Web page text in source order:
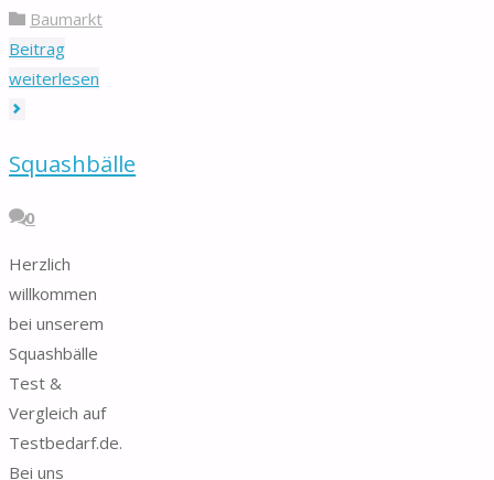
Baumarkt
Beitrag
weiterlesen
Squashbälle
0
Herzlich
willkommen
bei unserem
Squashbälle
Test &
Vergleich auf
Testbedarf.de.
Bei uns